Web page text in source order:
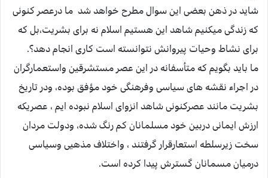
شاید در ذهن بعضی این سوال مطرح خواهد شد ما درعصر کنونی
که زندگی میکنیم شاهد این هستیم اسلام نه برای بشریت،بل که
برای نشاط وحیات پیروانش نتوانسته است کاری انجام دهد؟.
ما باید بگویم که متأسفانه در این عصر مستشرقین واستعمارگران
در اجراء نقشه های سیاسی وفرهنگی خود مؤفق بوده، ودر تاریخ
بشریت مانند عصرکنونی شاهد انزوای اسلام نبوده ایم ، عصریکه
ارزش ایمانی دربین خود مسلمانان کم رنگ شده، ودولت مردان
سخت زیرسلطه استعارقرار گرفتند ، واختلاف مذهیی وسیاسی
درمیان مسمانان گسترش پیدا کرده است.